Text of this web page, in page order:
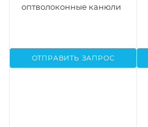
длина оптоволокна 10
оптволоконные канюли
ОТПРАВИТЬ ЗАПРОС